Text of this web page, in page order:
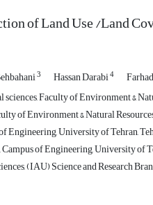
of Land Use /Land
3 Hassan Darabi4
Faculty of Environment &
of Environment & Natural
Engineering, University of Tehran,
of Engineering, University of
(IAU) Science and Research